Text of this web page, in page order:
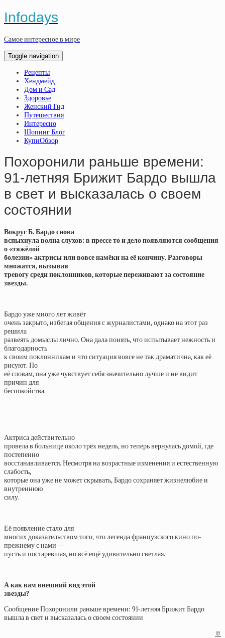
Infodays
Самое интересное в мире
Toggle navigation
Рецепты
Хендмейд
Дом и Сад
Здоровье
Женский Гид
Путешествия
Интересно
Шопинг Блог
КупиОбзор
Похоронили раньше времени:
91-летняя Брижит Бардо вышла
в свет и высказалась о своем
состоянии
Вокруг Б. Бардо снова
вспыхнула волна слухов: в прессе то и дело появляются сообщения
о «тяжёлой
болезни» актрисы или вовсе намёки на её кончину. Разговоры
множатся, вызывая
тревогу среди поклонников, которые переживают за состояние
звезды.
Бардо уже много лет живёт
очень закрыто, избегая общения с журналистами, однако на этот раз
решила
развеять домыслы лично. Она дала понять, что испытывает нежность и
благодарность
к своим поклонникам и что ситуация вовсе не так драматична, как её
рисуют. По
её словам, она уже чувствует себя значительно лучше и не видит
причин для
беспокойства.
Актриса действительно
провела в больнице около трёх недель, но теперь вернулась домой, где
постепенно
восстанавливается. Несмотря на возрастные изменения и естественную
слабость,
которые она уже не может скрывать, Бардо сохраняет жизнелюбие и
внутреннюю
силу.
Её появление стало для
многих доказательством того, что легенда французского кино по-
прежнему с нами —
пусть и постаревшая, но всё ещё удивительно светлая.
А как вам внешний вид этой
звезды?
Сообщение Похоронили раньше времени: 91-летняя Брижит Бардо
вышла в свет и высказалась о своем состоянии
©